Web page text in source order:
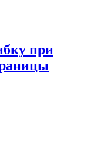
при